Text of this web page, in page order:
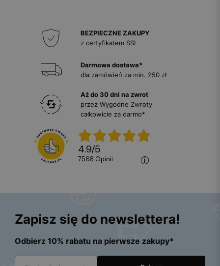
BEZPIECZNE ZAKUPY
z certyfikatem SSL
Darmowa dostawa*
dla zamówień za min. 250 zł
Aż do 30 dni na zwrot
przez Wygodne Zwroty
całkowicie za darmo*
4.9/5
7568 opinii
Zapisz się do newslettera!
Odbierz 10% rabatu na pierwsze zakupy*